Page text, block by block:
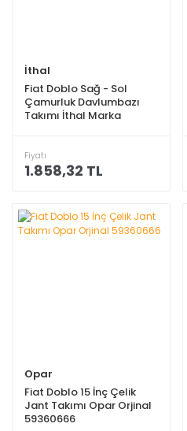
İthal
Fiat Doblo Sağ - Sol
Çamurluk Davlumbazı
Takımı İthal Marka
Fiyatı
1.858,32 TL
Opar
Fiat Doblo 15 İnç Çelik
Jant Takımı Opar Orjinal
59360666